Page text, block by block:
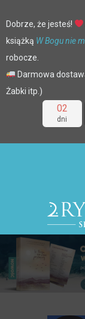
02
dni
Dobrze, że jesteś!
książką W Bogu nie
robocze.
Darmowa
Żabki itp.)